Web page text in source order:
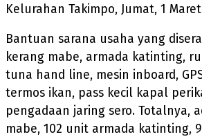
Kelurahan Takimpo, Jumat, 1
Bantuan sarana usaha yang
kerang mabe, armada katinting,
tuna hand line, mesin inboard,
termos ikan, pass kecil kapal
pengadaan jaring sero. Totalnya,
mabe, 102 unit armada katinting,